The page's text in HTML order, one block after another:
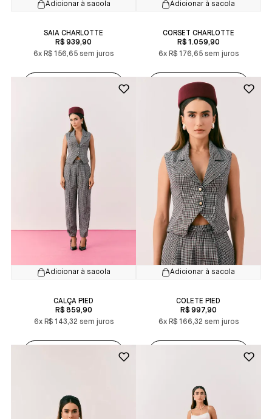
Adicionar à sacola
SAIA CHARLOTTE
R$ 939,90
6x R$ 156,65
Adicionar à sacola
CORSET CHARLOTTE
R$ 1.059,90
6x R$ 176,65
Adicionar à sacola
CALÇA PIED
R$ 859,90
6x R$ 143,32
Adicionar à sacola
COLETE PIED
R$ 997,90
6x R$ 166,32